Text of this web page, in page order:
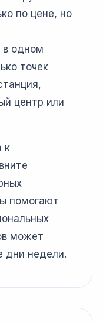
по цене, но
в одном
точек
центр или
к
помогают
может
дни недели.